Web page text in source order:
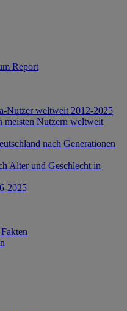
Report
Nutzer weltweit 2012-2025
meisten Nutzern weltweit
nach Generationen
Alter und Geschlecht in
2025